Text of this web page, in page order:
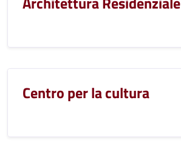
Centro per la cultura